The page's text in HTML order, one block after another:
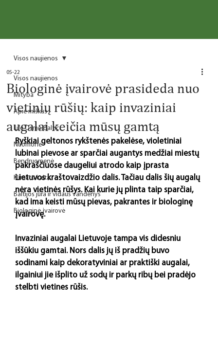
Visos naujienos
Mityba
Apie miškus
Life Osmo Baltic
Nuomonė
Bendruomenė
Klimato kaita
Baltijos jūra ir vidaus vandenys
Biologinė įvairovė
Visos naujienos
Biologinė įvairovė prasideda nuo
vietinių rūšių: kaip invaziniai
augalai keičia mūsų gamtą
05-22
Ryškiai geltonos rykštenės pakelėse, violetiniai
lubinai pievose ar sparčiai augantys medžiai miestų
pakraščiuose daugeliui atrodo kaip įprasta
Lietuvos kraštovaizdžio dalis. Tačiau dalis šių augalų
nėra vietinės rūšys. Kai kurie jų plinta taip sparčiai,
kad ima keisti mūsų pievas, pakrantes ir biologinę
įvairovę.
Invaziniai augalai Lietuvoje tampa vis didesniu
iššūkiu gamtai. Nors dalis jų iš pradžių buvo
sodinami kaip dekoratyviniai ar praktiški augalai,
ilgainiui jie išplito už sodų ir parkų ribų bei pradėjo
stelbti vietines rūšis.